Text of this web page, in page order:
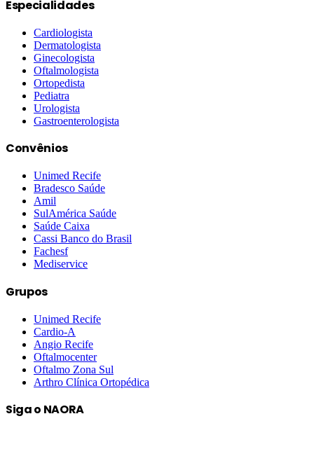
Especialidades
Cardiologista
Dermatologista
Ginecologista
Oftalmologista
Ortopedista
Pediatra
Urologista
Gastroenterologista
Convênios
Unimed Recife
Bradesco Saúde
Amil
SulAmérica Saúde
Saúde Caixa
Cassi Banco do Brasil
Fachesf
Mediservice
Grupos
Unimed Recife
Cardio-A
Angio Recife
Oftalmocenter
Oftalmo Zona Sul
Arthro Clínica Ortopédica
Siga o NAORA